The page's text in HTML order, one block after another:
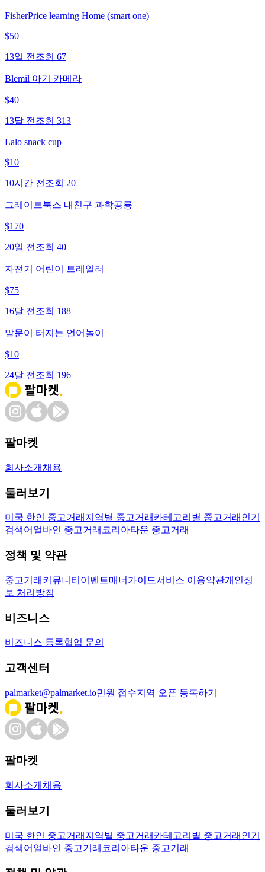
FisherPrice learning Home (smart one)
$50
13일 전 조회 67
Blemil 아기 카메라
$40
13달 전 조회 313
Lalo snack cup
$10
10시간 전 조회 20
그레이트북스 내친구 과학공룡
$170
20일 전 조회 40
자전거 어린이 트레일러
$75
16달 전 조회 188
말문이 터지는 언어놀이
$10
24달 전 조회 196
팔마켓
회사소개 채용
둘러보기
미국 한인 중고거래 지역별 중고거래 카테고리별 중고거래 인기
검색어 얼바인 중고거래 코리아타운 중고거래
정책 및 약관
중고거래 커뮤니티 이벤트매너가이드서비스 이용약관개인정
보 처리방침
비즈니스
비즈니스 등록협업 문의
고객센터
palmarket@palmarket.io민원 접수지역 오픈 등록하기
팔마켓
회사소개 채용
둘러보기
미국 한인 중고거래 지역별 중고거래 카테고리별 중고거래 인기
검색어 얼바인 중고거래 코리아타운 중고거래